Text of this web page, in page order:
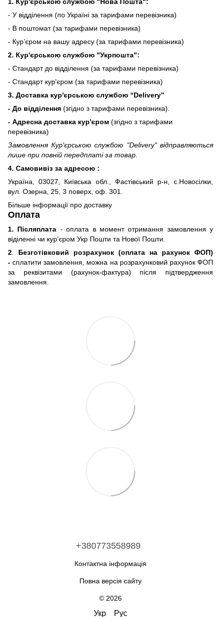
- У відділення (по Україні за тарифами перевізника)
- В поштомат (за тарифами перевізника)
- Кур’єром на вашу адресу (за тарифами перевізника)
2. Кур'єрською службою "Укрпошта":
- Стандарт до відділення (за тарифами перевізника)
- Стандарт кур'єром (за тарифами перевізника)
3. Доставка кур'єрською службою “Delivery”
- До відділення (згідно з тарифами перевізника).
- Адресна доставка кур'єром (згідно з тарифами
перевізника)
Замовлення Кур'єрською службою "Delivery" відправляються
лише при повній передплаті за товар.
4. Самовивіз за адресою :
Україна, 03027, Київська обл., Фастівський р-н, с.Новосілки,
вул. Озерна, 25, 3 поверх, оф. 301.
Більше інформації про доставку
Оплата
1. Післяплата - оплата в момент отримання замовлення у
віділенні чи кур'єром Укр Пошти та Нової Пошти.
2
Безготівковий розрахунок (оплата на рахунок ФОП)
-сплатити замовлення, можна на розрахунковий рахунок ФОП
за реквізитами (рахунок-фактура) після підтвердження
замовлення.
+380773558989
Контактна інформація
Повна версія сайту
© 2026
Укр Рус